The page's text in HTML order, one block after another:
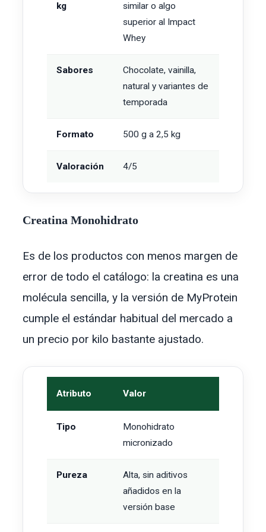
kg
similar o algo
superior al Impact
Whey
Sabores
Chocolate, vainilla,
natural y variantes de
temporada
Formato 500 g a 2,5 kg
Valoración 4/5
Creatina Monohidrato
Es de los productos con menos margen de
error de todo el catálogo: la creatina es una
molécula sencilla, y la versión de MyProtein
cumple el estándar habitual del mercado a
un precio por kilo bastante ajustado.
Atributo Valor
Tipo
Monohidrato
micronizado
Pureza
Alta, sin aditivos
añadidos en la
versión base